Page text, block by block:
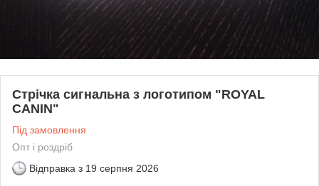
Стрічка сигнальна з логотипом "ROYAL
CANIN"
Під замовлення
Опт і роздріб
Відправка з 19 серпня 2026